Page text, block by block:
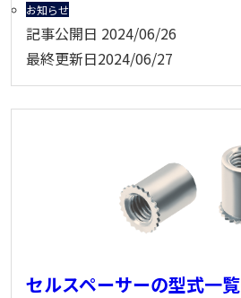
お知らせ
記事公開日 2024/06/26
最終更新日2024/06/27
セルスペーサーの型式一覧